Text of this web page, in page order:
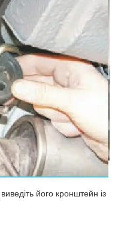
його кронштейн із